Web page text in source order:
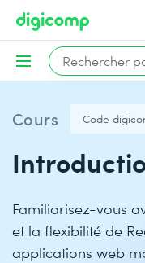
Cours Code
Familiarisez-vous
et la flexibilité de
applications web